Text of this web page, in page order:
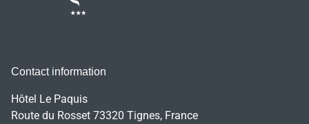
Contact information
Hôtel Le Paquis
Route du Rosset 73320 Tignes, France